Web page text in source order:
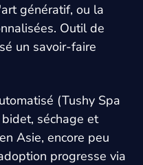
génératif, ou la
Outil de
un savoir-faire
(Tushy Spa
séchage et
Asie, encore peu
progresse via